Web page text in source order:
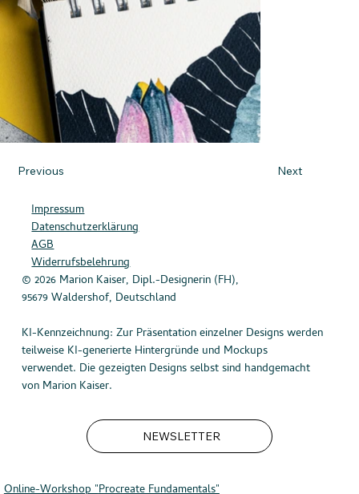
Previous Next
Impressum
Datenschutzerklärung
AGB
Widerrufsbelehrung
© 2026 Marion Kaiser, Dipl.-Designerin (FH),
95679 Waldershof, Deutschland
KI-Kennzeichnung: Zur Präsentation einzelner Designs werden
teilweise KI-generierte Hintergründe und Mockups
verwendet. Die gezeigten Designs selbst sind handgemacht
von Marion Kaiser.
NEWSLETTER
Online-Workshop "Procreate Fundamentals"